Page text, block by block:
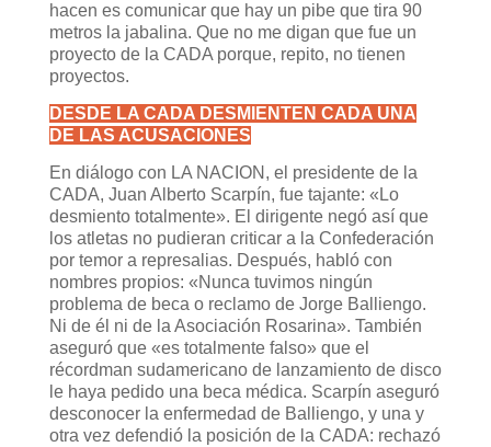
hacen es comunicar que hay un pibe que tira 90
metros la jabalina. Que no me digan que fue un
proyecto de la CADA porque, repito, no tienen
proyectos.
DESDE LA CADA DESMIENTEN CADA UNA
DE LAS ACUSACIONES
En diálogo con LA NACION, el presidente de la
CADA, Juan Alberto Scarpín, fue tajante: «Lo
desmiento totalmente». El dirigente negó así que
los atletas no pudieran criticar a la Confederación
por temor a represalias. Después, habló con
nombres propios: «Nunca tuvimos ningún
problema de beca o reclamo de Jorge Balliengo.
Ni de él ni de la Asociación Rosarina». También
aseguró que «es totalmente falso» que el
récordman sudamericano de lanzamiento de disco
le haya pedido una beca médica. Scarpín aseguró
desconocer la enfermedad de Balliengo, y una y
otra vez defendió la posición de la CADA: rechazó